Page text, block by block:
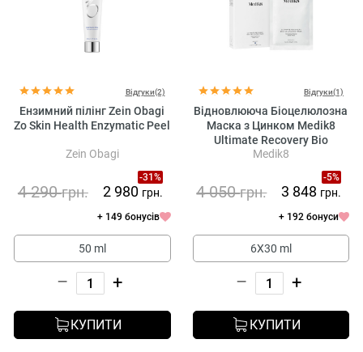
Відгуки(2)
Ензимний пілінг Zein Obagi
Zo Skin Health Enzymatic Peel
Zein Obagi
-31%
4 290грн. 2 980 грн.
+ 149 бонусів
50 ml
– +
КУПИТИ
Відгуки(1)
Відновлююча Біоцелюлозна
Маска з Цинком Medik8
Ultimate Recovery Bio
Cellulose Mask
Medik8
-5%
4 050грн. 3 848 грн.
+ 192 бонуси
6X30 ml
– +
КУПИТИ